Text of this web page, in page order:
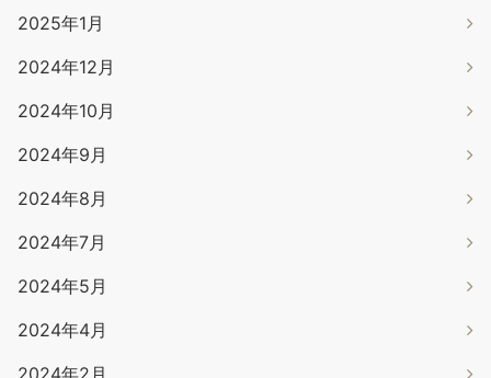
2025年1月
2024年12月
2024年10月
2024年9月
2024年8月
2024年7月
2024年5月
2024年4月
2024年2月